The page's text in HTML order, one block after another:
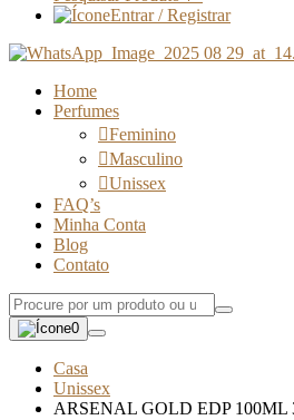
Entrar / Registrar
Home
Perfumes
Feminino
Masculino
Unissex
FAQ’s
Minha Conta
Blog
Contato
0
Casa
Unissex
ARSENAL GOLD EDP 100ML